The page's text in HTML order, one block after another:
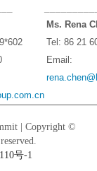
Ms. Rena
Tel: 86 21
Email:
| Copyright ©
号-1